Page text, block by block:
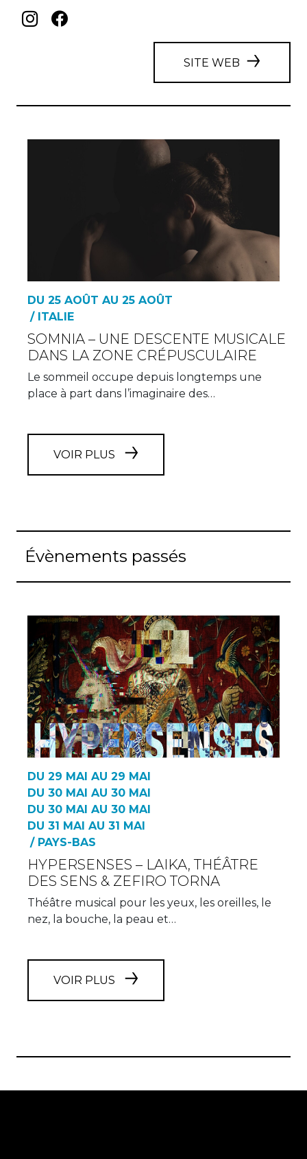
SITE WEB
DU 25 AOÛT AU 25 AOÛT
/ ITALIE
SOMNIA – UNE DESCENTE MUSICALE
DANS LA ZONE CRÉPUSCULAIRE
Le sommeil occupe depuis longtemps une
place à part dans l’imaginaire des…
VOIR PLUS
Évènements passés
DU 29 MAI AU 29 MAI
DU 30 MAI AU 30 MAI
DU 30 MAI AU 30 MAI
DU 31 MAI AU 31 MAI
/ PAYS-BAS
HYPERSENSES – LAIKA, THÉÂTRE
DES SENS & ZEFIRO TORNA
Théâtre musical pour les yeux, les oreilles, le
nez, la bouche, la peau et…
VOIR PLUS